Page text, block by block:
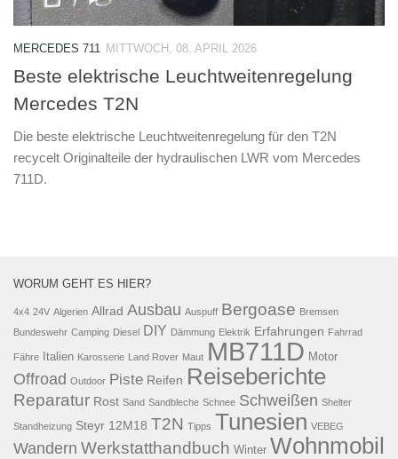
MERCEDES 711 MITTWOCH, 08. APRIL 2026
Beste elektrische Leuchtweitenregelung
Mercedes T2N
Die beste elektrische Leuchtweitenregelung für den T2N
recycelt Originalteile der hydraulischen LWR vom Mercedes
711D.
WORUM GEHT ES HIER?
4x4 24V Algerien Allrad Ausbau Auspuff Bergoase Bremsen
Bundeswehr Camping Diesel DIY Dämmung Elektrik Erfahrungen Fahrrad
Fähre Italien Karosserie Land Rover Maut MB711D Motor
Offroad Outdoor Piste Reifen Reiseberichte
Reparatur Rost Sand Sandbleche Schnee Schweißen Shelter
Standheizung Steyr 12M18 T2N Tipps Tunesien VEBEG
Wandern Werkstatthandbuch Winter Wohnmobil